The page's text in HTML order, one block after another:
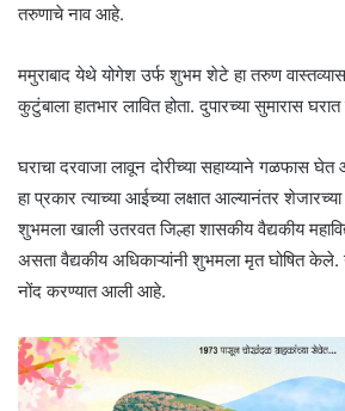
तरुणाचे नाव आहे.
ममुराबाद येथे योगेश उर्फ शुभम शेटे हा तरुण
कुटुंबाला हातभार लावित होता. दुपारच्या सुमारास
घराचा दरवाजा लावून दोरीच्या सहाय्याने गळफास
हा प्रकार त्याच्या आईच्या लक्षात आल्यानंतर
शुभमला खाली उतरवत जिल्हा शासकीय वैद्यकीय
असता वैद्यकीय अधिकाऱ्यांनी शुभमला मृत घोषित केले.
नोंद करण्यात आली आहे.